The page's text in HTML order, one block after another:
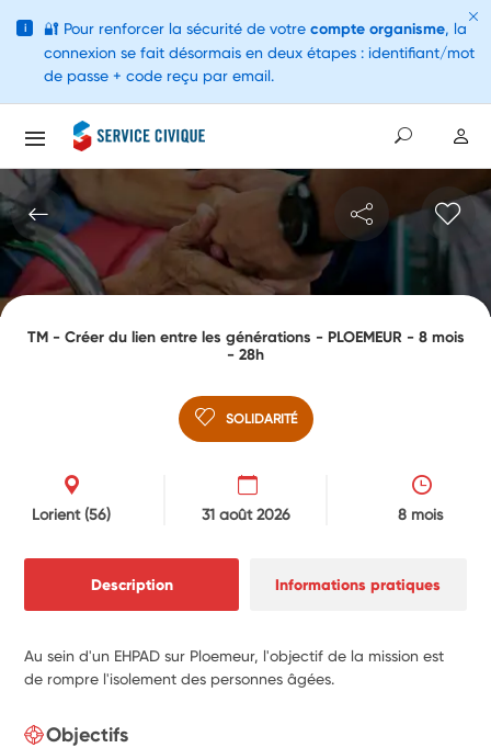
TM - Créer du lien entre les générations - PLOEMEUR - 8 mois
- 28h
SOLIDARITÉ
Lorient(56) 31 août 2026 8 mois
Description Informations pratiques
Au sein d'un EHPAD sur Ploemeur, l'objectif de la mission est
de rompre l'isolement des personnes âgées.
Objectifs
i 🔐 Pour renforcer la sécurité de votre compte organisme, la
connexion se fait désormais en deux étapes : identifiant/mot
de passe + code reçu par email.